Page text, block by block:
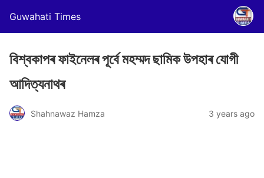
Guwahati Times
বিশ্বকাপৰ ফাইনেলৰ পূৰ্বে মহম্মদ ছামিক উপহাৰ যোগী
আদিত্যনাথৰ
Shahnawaz Hamza 3 years ago